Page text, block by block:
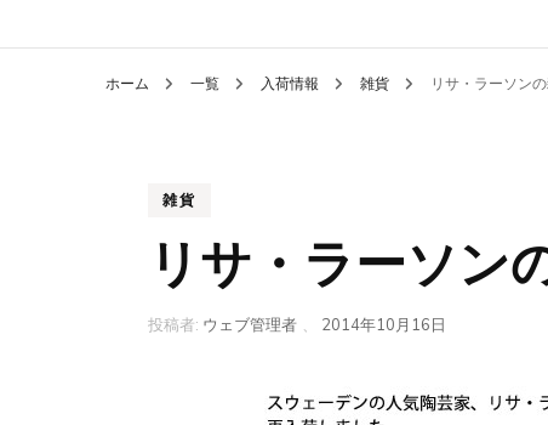
ホーム 一覧 入荷情報 雑貨 リサ・ラーソン
雑貨
リサ・ラーソン
投稿者: ウェブ管理者 、 2014年10月16日